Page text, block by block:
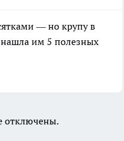
— но крупу в
им 5 полезных
отключены.